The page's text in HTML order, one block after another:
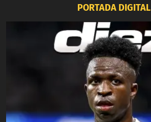
PORTADA DIGITAL